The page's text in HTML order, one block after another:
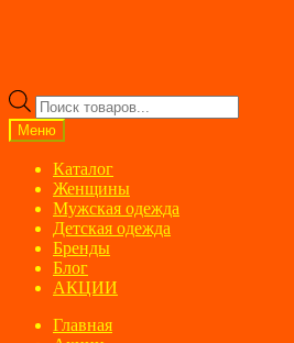
Поиск
товаров
Меню
Каталог
Женщины
Мужская одежда
Детская одежда
Бренды
Блог
АКЦИИ
Главная